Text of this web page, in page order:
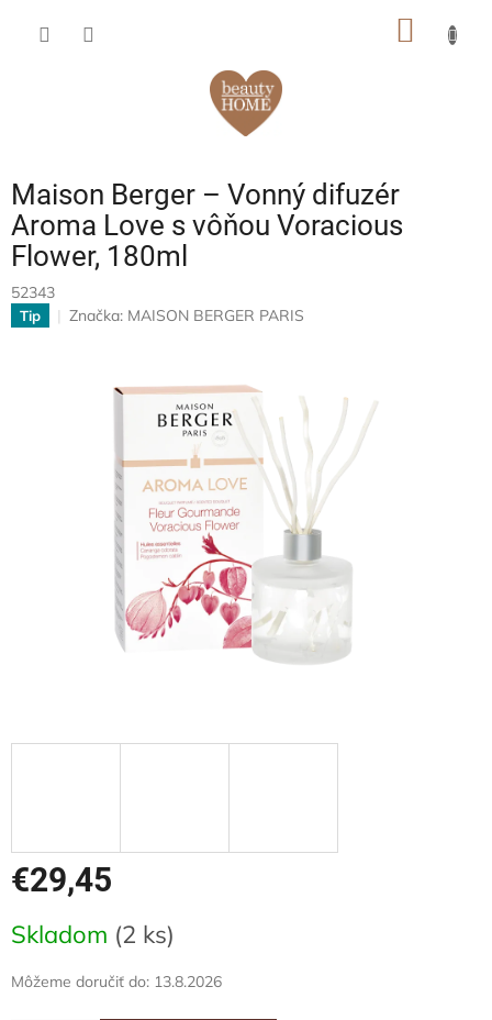
Maison Berger – Vonný difuzér
Aroma Love s vôňou Voracious
Flower, 180ml
52343
Tip Značka: MAISON BERGER PARIS
€29,45
cena:
Skladom (2 ks)
Môžeme doručiť do: 13.8.2026